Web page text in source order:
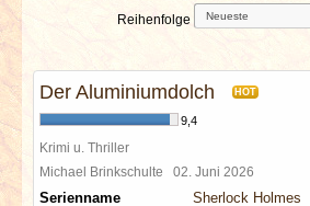
SPECIALS
REDAKTION
Reihenfolge
Der Aluminiumdolch HOT
9,4
Krimi u. Thriller
Michael Brinkschulte 02. Juni 2026
Serienname
Sherlock Holmes